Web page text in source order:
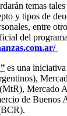
temas
y tipos de
entre
del
es una
Mercado
de Buenos